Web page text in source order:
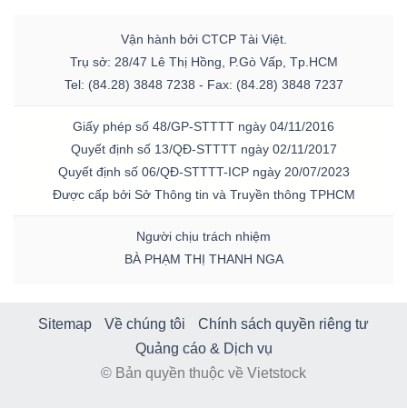
Vận hành bởi CTCP Tài Việt.
Trụ sở: 28/47 Lê Thị Hồng, P.Gò Vấp, Tp.HCM
Tel: (84.28) 3848 7238 - Fax: (84.28) 3848 7237
Giấy phép số 48/GP-STTTT ngày 04/11/2016
Quyết định số 13/QĐ-STTTT ngày 02/11/2017
Quyết định số 06/QĐ-STTTT-ICP ngày 20/07/2023
Được cấp bởi Sở Thông tin và Truyền thông TPHCM
Người chịu trách nhiệm
BÀ PHẠM THỊ THANH NGA
Sitemap Về chúng tôi
Chính sách quyền riêng tư
Quảng cáo & Dịch vụ
© Bản quyền thuộc về Vietstock